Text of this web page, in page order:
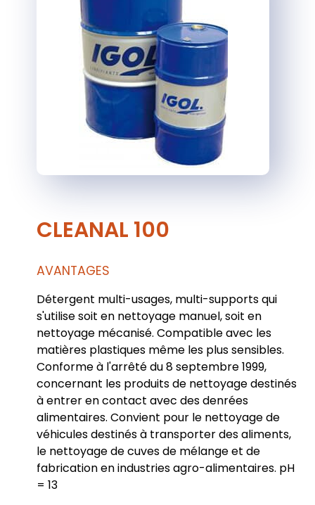
CLEANAL 100
AVANTAGES
Détergent multi-usages, multi-supports qui
s'utilise soit en nettoyage manuel, soit en
nettoyage mécanisé. Compatible avec les
matières plastiques même les plus sensibles.
Conforme à l'arrêté du 8 septembre 1999,
concernant les produits de nettoyage destinés
à entrer en contact avec des denrées
alimentaires. Convient pour le nettoyage de
véhicules destinés à transporter des aliments,
le nettoyage de cuves de mélange et de
fabrication en industries agro-alimentaires. pH
= 13